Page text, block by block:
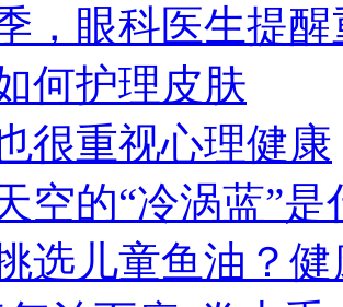
，眼科医生提
何护理皮肤
很重视心理健康
空的“冷涡蓝”是
选儿童鱼油？